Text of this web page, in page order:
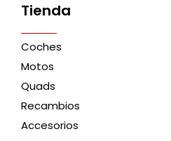
Tienda
Coches
Motos
Quads
Recambios
Accesorios